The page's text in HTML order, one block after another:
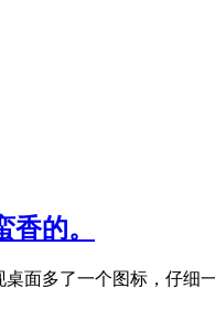
的。
面多了一个图标，仔